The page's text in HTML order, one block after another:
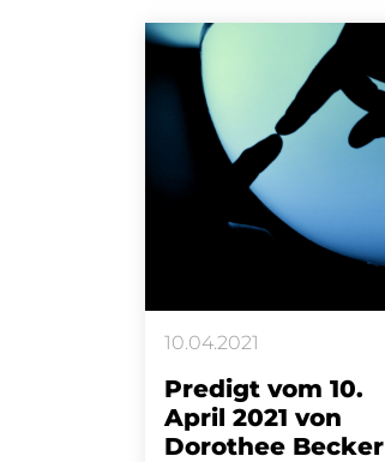
10.04.2021
Predigt vom 10.
April 2021 von
Dorothee Becker